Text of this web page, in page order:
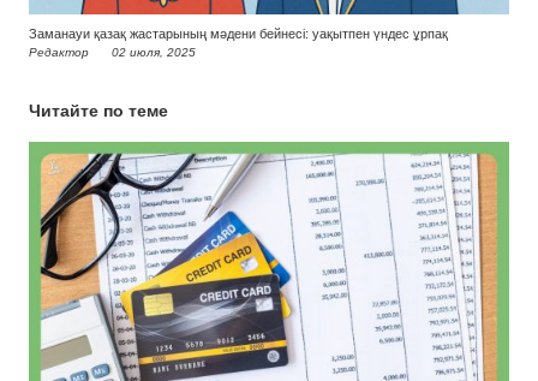
Заманауи қазақ жастарының мәдени бейнесі: уақытпен үндес ұрпақ
Редактор 02 июля, 2025
Читайте по теме